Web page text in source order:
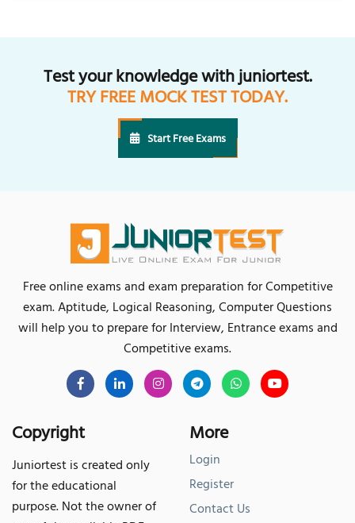
Test your knowledge with juniortest.
TRY FREE MOCK TEST TODAY.
Start Free Exams
Free online exams and exam preparation for Competitive
exam. Aptitude, Logical Reasoning, Computer Questions
will help you to prepare for Interview, Entrance exams and
Competitive exams.
Copyright
Juniortest is created only
for the educational
purpose. Not the owner of
More
Login
Register
Contact Us